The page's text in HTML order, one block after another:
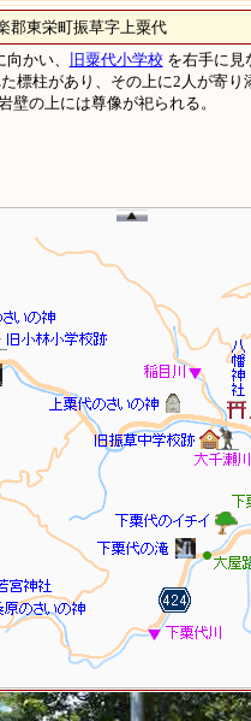
東栄町振草字上粟代
かい、
旧粟代小学校 を右手に見
標柱があり、その上に2人が寄
壁の上には尊像が祀られる。